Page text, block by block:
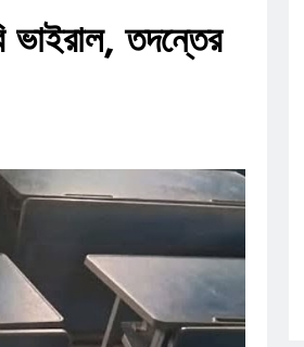
ভাইরাল, তদন্তের